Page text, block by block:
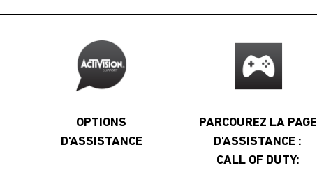
OPTIONS
D'ASSISTANCE
PARCOUREZ LA PAGE
D'ASSISTANCE :
CALL OF DUTY: